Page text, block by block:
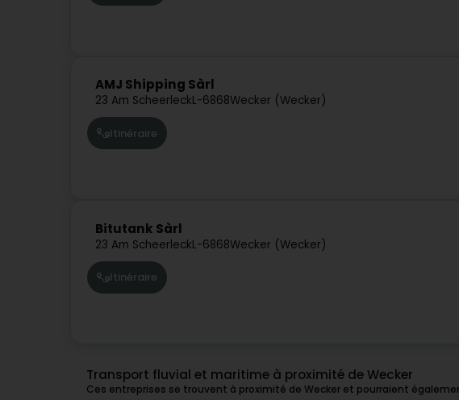
AMJ Shipping Sàrl
23 Am ScheerleckL-6868Wecker (Wecker)
Itinéraire
Bitutank Sàrl
23 Am ScheerleckL-6868Wecker (Wecker)
Itinéraire
Transport fluvial et maritime à proximité de Wecker
Ces entreprises se trouvent à proximité de Wecker et pourraient